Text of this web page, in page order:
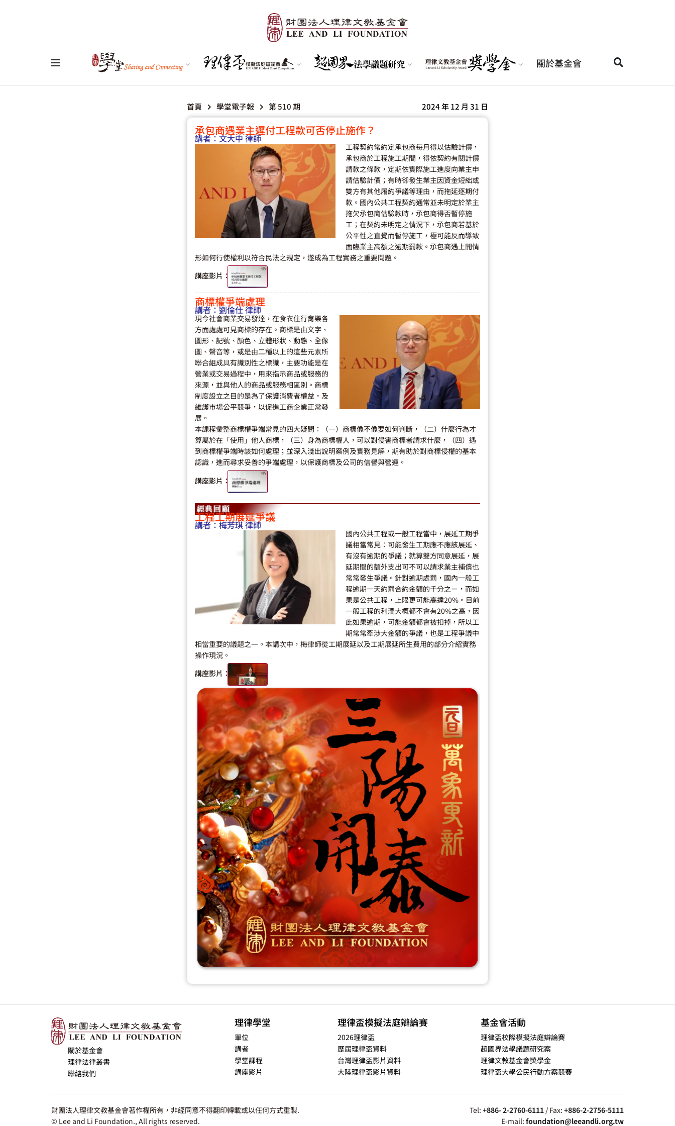
關於基金會
首頁 學堂電子報 第 510 期 2024 年 12 月 31 日
承包商遇業主遲付工程款可否停止施作？
講者：文大中 律師
工程契約常約定承包商每月得以估驗計價，
承包商於工程施工期間，得依契約有關計價
請款之條款，定期依實際施工進度向業主申
請估驗計價；有時卻發生業主因資金短絀或
雙方有其他履約爭議等理由，而拖延逐期付
款。國內公共工程契約通常並未明定於業主
拖欠承包商估驗款時，承包商得否暫停施
工；在契約未明定之情況下，承包商若基於
公平性之直覺而暫停施工，極可能反而導致
面臨業主高額之逾期罰款。承包商遇上開情
形如何行使權利以符合民法之規定，遂成為工程實務之重要問題。
講座影片：
商標權爭端處理
講者：劉倫仕 律師
現今社會商業交易發達，在食衣住行育樂各
方面處處可見商標的存在。商標是由文字、
圖形、記號、顏色、立體形狀、動態、全像
圖、聲音等，或是由二種以上的這些元素所
聯合組成具有識別性之標識，主要功能是在
營業或交易過程中，用來指示商品或服務的
來源，並與他人的商品或服務相區別。商標
制度設立之目的是為了保護消費者權益，及
維護市場公平競爭，以促進工商企業正常發
展。
本課程彙整商標權爭端常見的四大疑問：（一）商標像不像要如何判斷，（二）什麼行為才
算屬於在「使用」他人商標，（三）身為商標權人，可以對侵害商標者請求什麼，（四）遇
到商標權爭端時該如何處理；並深入淺出說明案例及實務見解，期有助於對商標侵權的基本
認識，進而尋求妥善的爭端處理，以保護商標及公司的信譽與營運。
講座影片：
工程工期展延爭議
講者：梅芳琪 律師
國內公共工程或一般工程當中，展延工期爭
議相當常見：可能發生工期應不應該展延、
有沒有逾期的爭議；就算雙方同意展延，展
延期間的額外支出可不可以請求業主補償也
常常發生爭議。針對逾期處罰，國內一般工
程逾期一天約罰合約金額的千分之ㄧ，而如
果是公共工程，上限更可能高達20%。目前
一般工程的利潤大概都不會有20%之高，因
此如果逾期，可能金額都會被扣掉，所以工
期常常牽涉大金額的爭議，也是工程爭議中
相當重要的議題之一。本講次中，梅律師從工期展延以及工期展延所生費用的部分介紹實務
操作現況。
講座影片：
關於基金會
理律法律叢書
聯絡我們
理律學堂
單位
講者
學堂課程
講座影片
理律盃模擬法庭辯論賽
2026理律盃
歷屆理律盃資料
台灣理律盃影片資料
大陸理律盃影片資料
基金會活動
理律盃校際模擬法庭辯論賽
超國界法學議題研究案
理律文教基金會獎學金
理律盃大學公民行動方案競賽
財團法人理律文教基金會著作權所有，非經同意不得翻印轉載或以任何方式重製.
© Lee and Li Foundation., All rights reserved.
Tel: +886- 2-2760-6111 / Fax: +886-2-2756-5111
E-mail: foundation@leeandli.org.tw